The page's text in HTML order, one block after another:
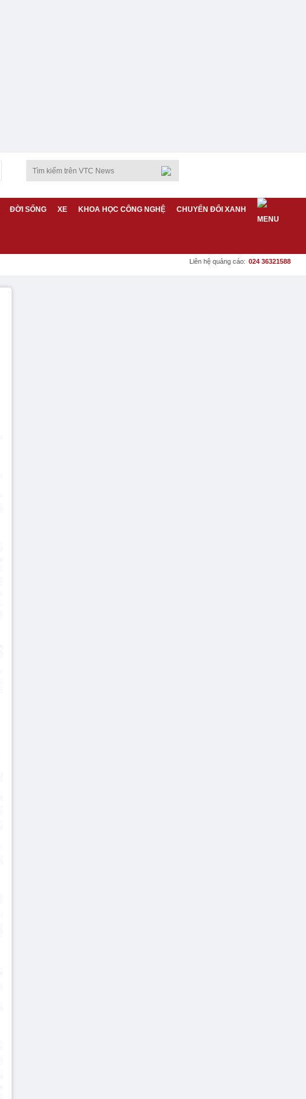
ĐỜI SỐNG XE KHOA HỌC CÔNG NGHỆ CHUYỂN ĐỔI XANH
Liên hệ quảng cáo: 024 36321588